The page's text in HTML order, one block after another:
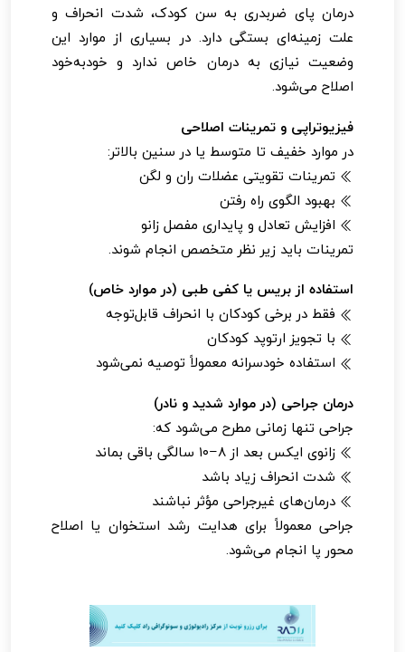
درمان پای ضربدری به سن کودک، شدت انحراف و
علت زمینه‌ای بستگی دارد. در بسیاری از موارد این
وضعیت نیازی به درمان خاص ندارد و خودبه‌خود
اصلاح می‌شود.
فیزیوتراپی و تمرینات اصلاحی
در موارد خفیف تا متوسط یا در سنین بالاتر:
تمرینات تقویتی عضلات ران و لگن
بهبود الگوی راه رفتن
افزایش تعادل و پایداری مفصل زانو
تمرینات باید زیر نظر متخصص انجام شوند.
استفاده از بریس یا کفی طبی (در موارد خاص)
فقط در برخی کودکان با انحراف قابل‌توجه
با تجویز ارتوپد کودکان
استفاده خودسرانه معمولاً توصیه نمی‌شود
درمان جراحی (در موارد شدید و نادر)
جراحی تنها زمانی مطرح می‌شود که:
زانوی ایکس بعد از ۸–۱۰ سالگی باقی بماند
شدت انحراف زیاد باشد
درمان‌های غیرجراحی مؤثر نباشند
جراحی معمولاً برای هدایت رشد استخوان یا اصلاح
محور پا انجام می‌شود.